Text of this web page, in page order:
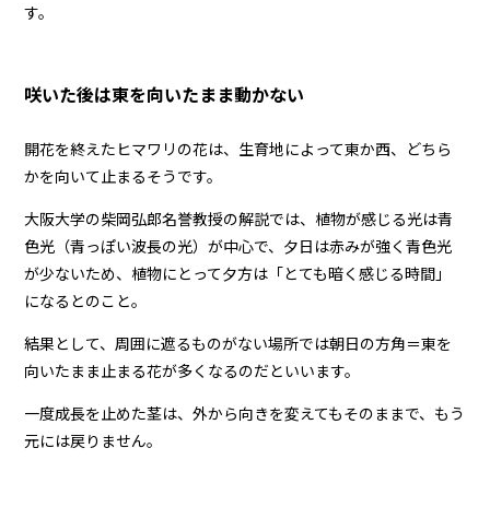
す。
咲いた後は東を向いたまま動かない
開花を終えたヒマワリの花は、生育地によって東か西、どちら
かを向いて止まるそうです。
大阪大学の柴岡弘郎名誉教授の解説では、植物が感じる光は青
色光（青っぽい波長の光）が中心で、夕日は赤みが強く青色光
が少ないため、植物にとって夕方は「とても暗く感じる時間」
になるとのこと。
結果として、周囲に遮るものがない場所では朝日の方角＝東を
向いたまま止まる花が多くなるのだといいます。
一度成長を止めた茎は、外から向きを変えてもそのままで、もう
元には戻りません。